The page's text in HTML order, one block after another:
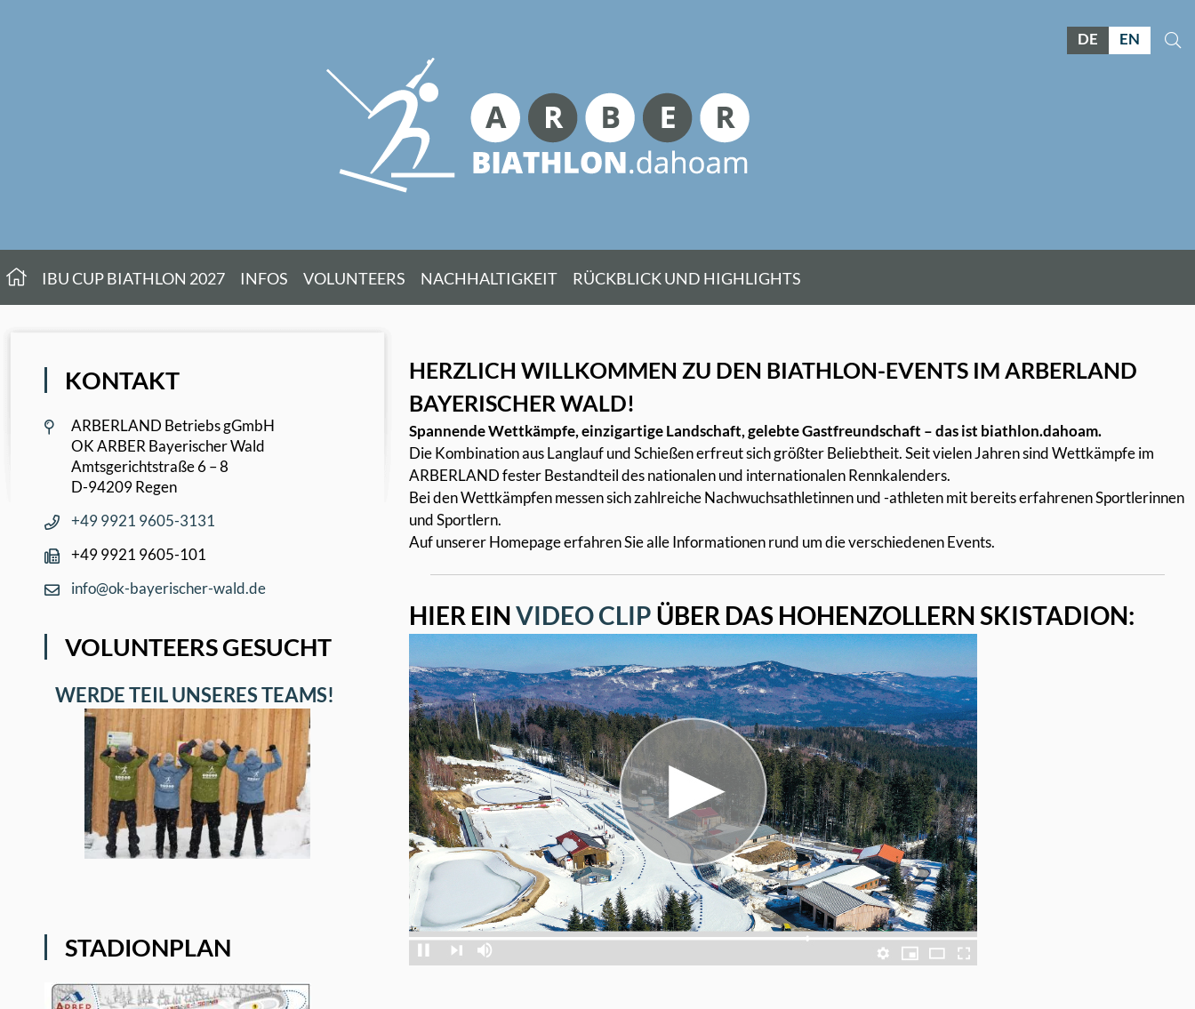
DE EN
Inhalt
springen
IBU CUP BIATHLON 2027 INFOS VOLUNTEERS NACHHALTIGKEIT RÜCKBLICK UND HIGHLIGHTS
nach:
HERZLICH WILLKOMMENZU DEN BIATHLON-EVENTS IM ARBERLAND
BAYERISCHER WALD!
Spannende Wettkämpfe, einzigartige Landschaft, gelebte Gastfreundschaft – das ist biathlon.dahoam.
Die Kombination aus Langlauf und Schießen erfreut sich größter Beliebtheit. Seit vielen Jahren sind Wettkämpfe im
ARBERLAND fester Bestandteil des nationalen und internationalen Rennkalenders.
Bei den Wettkämpfen messen sich zahlreiche Nachwuchsathletinnen und -athleten mit bereits erfahrenen Sportlerinnen
und Sportlern.
Auf unserer Homepage erfahren Sie alle Informationen rund um die verschiedenen Events.
HIER EINVIDEO CLIP ÜBER DAS HOHENZOLLERN SKISTADION:
KONTAKT
ARBERLAND Betriebs gGmbH
OK ARBER Bayerischer Wald
Amtsgerichtstraße 6 – 8
D-94209 Regen
+49 9921 9605-3131
+49 9921 9605-101
info@ok-bayerischer-wald.de
VOLUNTEERS GESUCHT
WERDE TEIL UNSERES TEAMS!
STADIONPLAN